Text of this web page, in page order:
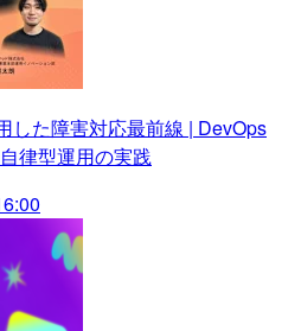
した障害対応最前線 | DevOps
律型運用の実践